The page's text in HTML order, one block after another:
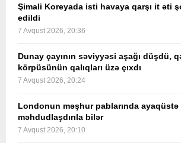
Şimali Koreyada isti havaya qarşı it əti
edildi
7 Avqust 2026, 20:36
Dunay çayının səviyyəsi aşağı düşdü,
körpüsünün qalıqları üzə çıxdı
7 Avqust 2026, 20:24
Londonun məşhur pablarında
məhdudlaşdırıla bilər
7 Avqust 2026, 20:10